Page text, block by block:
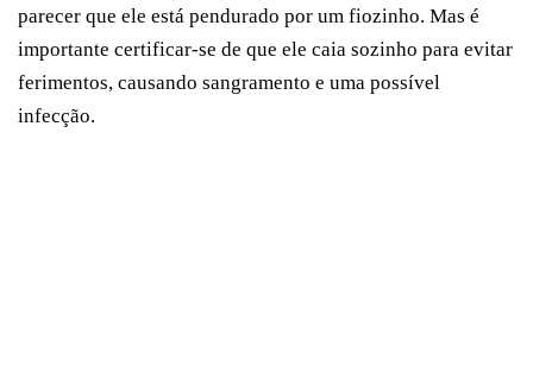
parecer que ele está pendurado por um fiozinho. Mas é
importante certificar-se de que ele caia sozinho para evitar
ferimentos, causando sangramento e uma possível
infecção.